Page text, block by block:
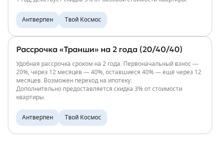
Антверпен Твой Космос
Рассрочка «Транши» на 2 года (20/40/40)
Удобная рассрочка сроком на 2 года. Первоначальный взнос —
20%, через 12 месяцев — 40%, оставшиеся 40% — ещё через 12
месяцев. Возможен переход на ипотеку.
Дополнительно предоставляется скидка 3% от стоимости
квартиры.
Антверпен Твой Космос